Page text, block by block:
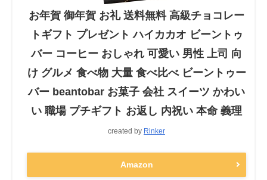
お年賀 御年賀 お礼 送料無料 高級チョコレー
トギフト プレゼント ハイカカオ ビーントゥ
バー コーヒー おしゃれ 可愛い 男性 上司 向
け グルメ 食べ物 大量 食べ比べ ビーントゥー
バー beantobar お菓子 会社 スイーツ かわい
い 職場 プチギフト お返し 内祝い 本命 義理
created by Rinker
Amazon